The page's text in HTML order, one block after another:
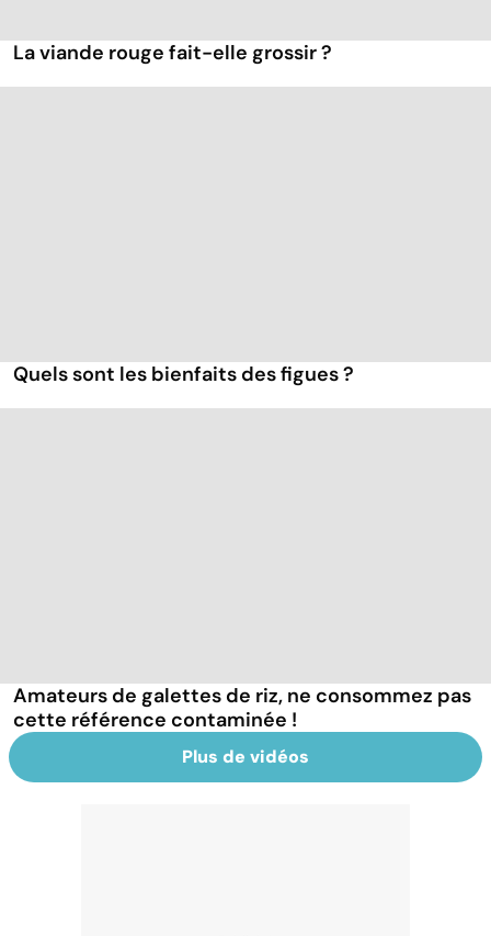
La viande rouge fait-elle grossir ?
Quels sont les bienfaits des figues ?
Amateurs de galettes de riz, ne consommez pas
cette référence contaminée !
Plus de vidéos